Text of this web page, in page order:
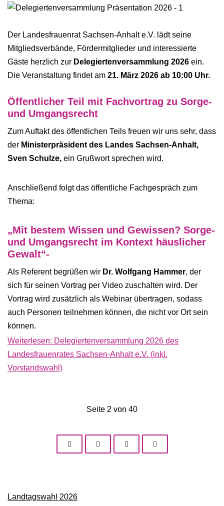
Der Landesfrauenrat Sachsen-Anhalt e.V. lädt seine
Mitgliedsverbände, Fördermitglieder und interessierte
Gäste herzlich zur Delegiertenversammlung 2026 ein.
Die Veranstaltung findet am 21. März 2026 ab 10:00 Uhr.
Öffentlicher Teil mit Fachvortrag zu Sorge-
und Umgangsrecht
Zum Auftakt des öffentlichen Teils freuen wir uns sehr, dass
der Ministerpräsident des Landes Sachsen-Anhalt,
Sven Schulze, ein Grußwort sprechen wird.
Anschließend folgt das öffentliche Fachgespräch zum
Thema:
„Mit bestem Wissen und Gewissen? Sorge-
und Umgangsrecht im Kontext häuslicher
Gewalt“-
Als Referent begrüßen wir Dr. Wolfgang Hammer, der
sich für seinen Vortrag per Video zuschalten wird. Der
Vortrag wird zusätzlich als Webinar übertragen, sodass
auch Personen teilnehmen können, die nicht vor Ort sein
können.
Weiterlesen: Delegiertenversammlung 2026 des
Landesfrauenrates Sachsen-Anhalt e.V. (inkl.
Vorstandswahl)
Seite 2 von 40
Landtagswahl 2026